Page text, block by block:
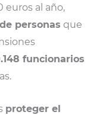
euros al año,
personas que
funcionarios
proteger el